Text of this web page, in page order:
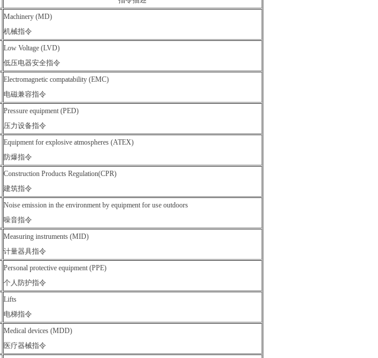
Machinery (MD)
机械指令
Low Voltage (LVD)
低压电器安全指令
Electromagnetic compatability (EMC)
电磁兼容指令
Pressure equipment (PED)
压力设备指令
Equipment for explosive atmospheres (ATEX)
防爆指令
Construction Products Regulation(CPR)
建筑指令
Noise emission in the environment by equipment for use outdoors
噪音指令
Measuring instruments (MID)
计量器具指令
Personal protective equipment (PPE)
个人防护指令
Lifts
电梯指令
Medical devices (MDD)
医疗器械指令